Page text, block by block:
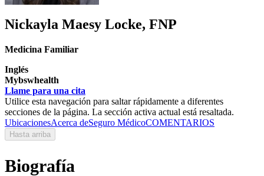
Nickayla Maesy Locke, FNP
Medicina Familiar
Inglés
Mybswhealth
Llame para una cita
Utilice esta navegación para saltar rápidamente a diferentes
secciones de la página. La sección activa actual está resaltada.
UbicacionesAcerca deSeguro MédicoCOMENTARIOS
Hasta arriba
Biografía